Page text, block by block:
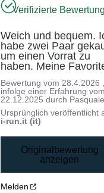
Verifizierte
Weich und bequem.
habe zwei Paar
um einen Vorrat zu
haben. Meine
Bewertung vom 28.4.2026
infolge einer Erfahrung
22.12.2025 durch
Ursprünglich veröffentlicht
i-run.it (it)
Originalbewertung
anzeigen
Melden